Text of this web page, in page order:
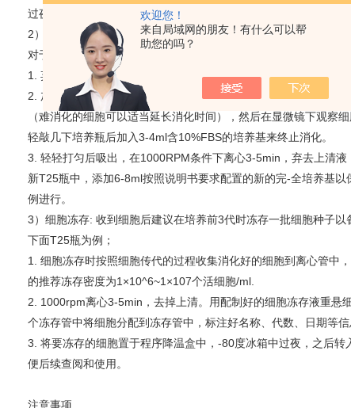
欢迎您！
来自局域网的朋友！有什么可以帮
助您的吗？
过夜。第二天显微镜下观察细胞生长情况和细胞密度。
2） 细胞传代：如果细胞密度达80%-90%，即可进行传代培养。
对于贴壁细胞传代可以参考以下方法
1. 弃去培养上清，用不含钙、镁离子的PBS润洗细胞1-2次。
2. 加入0.25％（w / v）胰蛋白酶-0.53 mM EDTA于培养瓶中（
（难消化的细胞可以适当延长消化时间），然后在显微镜下观察
轻敲几下培养瓶后加入3-4ml含10%FBS的培养基来终止消化。
3. 轻轻打匀后吸出，在1000RPM条件下离心3-5min，弃去上清
新T25瓶中，添加6-8ml按照说明书要求配置的新的完-全培养基
例进行。
3）细胞冻存: 收到细胞后建议在培养前3代时冻存一批细胞种子以
下面T25瓶为例；
1. 细胞冻存时按照细胞传代的过程收集消化好的细胞到离心管中
的推荐冻存密度为1×10^6~1×107个活细胞/ml.
2. 1000rpm离心3-5min，去掉上清。用配制好的细胞冻存液重
个冻存管中将细胞分配到冻存管中，标注好名称、代数、日期等信
3. 将要冻存的细胞置于程序降温盒中，-80度冰箱中过夜，之后
便后续查阅和使用。
注意事项